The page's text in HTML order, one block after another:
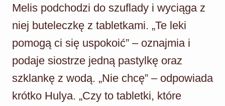
Melis podchodzi do szuflady i wyciąga z
niej buteleczkę z tabletkami. „Te leki
pomogą ci się uspokoić” – oznajmia i
podaje siostrze jedną pastylkę oraz
szklankę z wodą. „Nie chcę” – odpowiada
krótko Hulya. „Czy to tabletki, które